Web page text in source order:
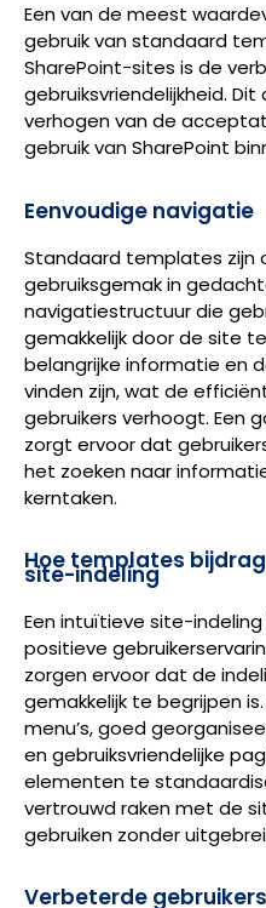
Een van de meest
gebruik van standaard
SharePoint-sites is de
gebruiksvriendelijkheid.
verhogen van de
gebruik van SharePoint
Eenvoudige navigatie
Standaard templates zijn
gebruiksgemak in
navigatiestructuur die
gemakkelijk door de site
belangrijke informatie en
vinden zijn, wat de
gebruikers verhoogt. Een
zorgt ervoor dat
het zoeken naar
kerntaken.
Hoe templates
site-indeling
Een intuïtieve site-
positieve
zorgen ervoor dat de
gemakkelijk te begrijpen
menu’s, goed
en gebruiksvriendelijke
elementen te
vertrouwd raken met de
gebruiken zonder
Verbeterde